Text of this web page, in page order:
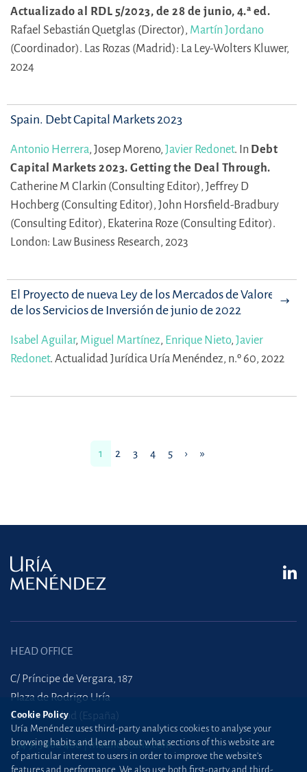
Actualizado al RDL 5/2023, de 28 de junio, 4.ª ed.
Rafael Sebastián Quetglas (Director), Martín Jordano
(Coordinador). Las Rozas (Madrid): La Ley-Wolters Kluwer,
2024
Spain. Debt Capital Markets 2023
Antonio Herrera, Josep Moreno, Javier Redonet. In Debt
Capital Markets 2023. Getting the Deal Through.
Catherine M Clarkin (Consulting Editor), Jeffrey D
Hochberg (Consulting Editor), John Horsfield-Bradbury
(Consulting Editor), Ekaterina Roze (Consulting Editor).
London: Law Business Research, 2023
El Proyecto de nueva Ley de los Mercados de Valores y
de los Servicios de Inversión de junio de 2022
Isabel Aguilar, Miguel Martínez, Enrique Nieto, Javier
Redonet. Actualidad Jurídica Uría Menéndez, n.º 60, 2022
1 2 3 4 5 › »
HEAD OFFICE
C/ Príncipe de Vergara, 187
Plaza de Rodrigo Uría
28002 Madrid (España)
+34 915 860 400 madrid@uria.com
Cookie Policy
Uría Menéndez uses third-party analytics cookies to analyse your
browsing habits and learn about what sections of this website are
of particular interest to users in order to improve the website’s
features and performance. We also use both first-party and third-